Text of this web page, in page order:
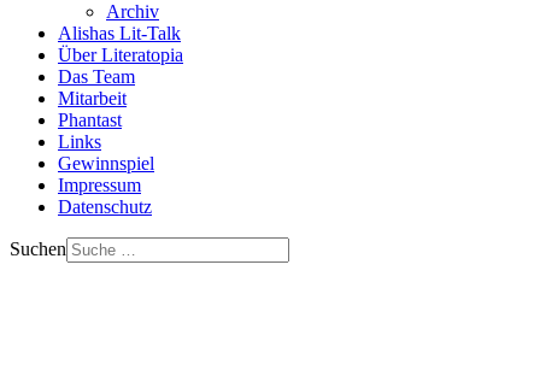
Archiv
Alishas Lit-Talk
Über Literatopia
Das Team
Mitarbeit
Phantast
Links
Gewinnspiel
Impressum
Datenschutz
Suchen